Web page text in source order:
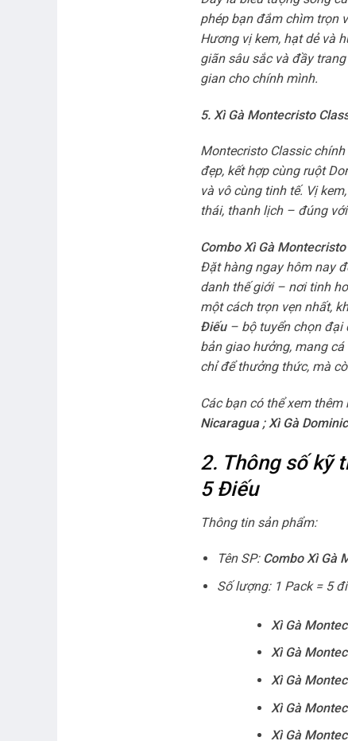
phép bạn đắm chìm trọn
Hương vị kem, hạt dẻ và
giãn sâu sắc và đầy
gian cho chính mình.
5. Xì Gà Montecristo
Montecristo Classic
đẹp, kết hợp cùng ruột
và vô cùng tinh tế. Vị
thái, thanh lịch – đúng
Combo Xì Gà
Đặt hàng ngay hôm nay
danh thế giới – nơi tinh
một cách trọn vẹn nhất,
Điếu– bộ tuyển chọn đại
bản giao hưởng, mang
chỉ để thưởng thức, mà
Các bạn có thể xem thêm
Nicaragua;Xì Gà
2. Thông số kỹ
5 Điếu
Thông tin sản phẩm:
Tên SP: Combo Xì Gà
Số lượng: 1 Pack = 5
Xì Gà
Xì Gà
Xì Gà
Xì Gà
Xì Gà